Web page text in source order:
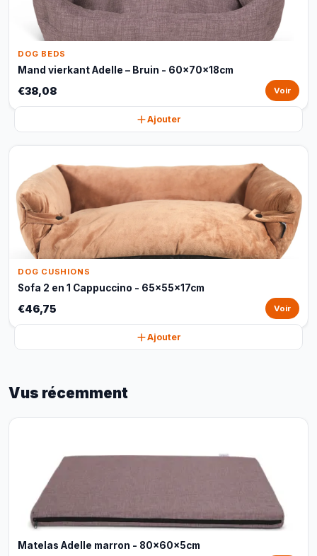
DOG BEDS
Mand vierkant Adelle – Bruin - 60x70x18cm
€38,08 Voir
Ajouter
DOG CUSHIONS
Sofa 2 en 1 Cappuccino - 65x55x17cm
€46,75 Voir
Ajouter
Vus récemment
Matelas Adelle marron - 80x60x5cm